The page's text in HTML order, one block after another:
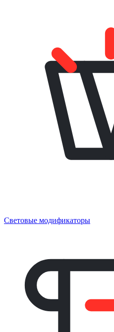
Световые модификаторы